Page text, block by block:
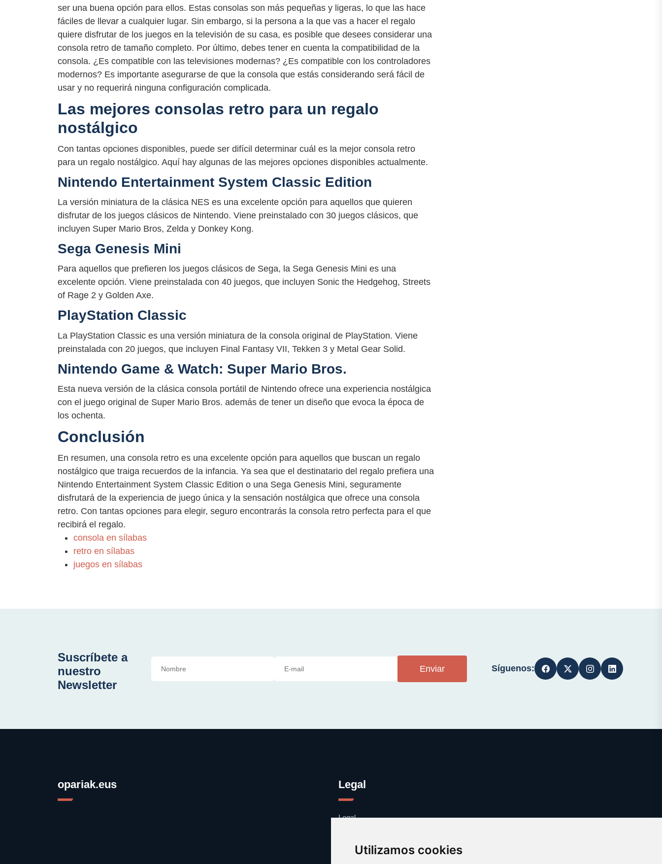
Utilizamos cookies
ser una buena opción para ellos. Estas consolas son más pequeñas y ligeras, lo que las hace
fáciles de llevar a cualquier lugar. Sin embargo, si la persona a la que vas a hacer el regalo
quiere disfrutar de los juegos en la televisión de su casa, es posible que desees considerar una
consola retro de tamaño completo. Por último, debes tener en cuenta la compatibilidad de la
consola. ¿Es compatible con las televisiones modernas? ¿Es compatible con los controladores
modernos? Es importante asegurarse de que la consola que estás considerando será fácil de
usar y no requerirá ninguna configuración complicada.
Las mejores consolas retro para un regalo
nostálgico
Con tantas opciones disponibles, puede ser difícil determinar cuál es la mejor consola retro
para un regalo nostálgico. Aquí hay algunas de las mejores opciones disponibles actualmente.
Nintendo Entertainment System Classic Edition
La versión miniatura de la clásica NES es una excelente opción para aquellos que quieren
disfrutar de los juegos clásicos de Nintendo. Viene preinstalado con 30 juegos clásicos, que
incluyen Super Mario Bros, Zelda y Donkey Kong.
Sega Genesis Mini
Para aquellos que prefieren los juegos clásicos de Sega, la Sega Genesis Mini es una
excelente opción. Viene preinstalada con 40 juegos, que incluyen Sonic the Hedgehog, Streets
of Rage 2 y Golden Axe.
PlayStation Classic
La PlayStation Classic es una versión miniatura de la consola original de PlayStation. Viene
preinstalada con 20 juegos, que incluyen Final Fantasy VII, Tekken 3 y Metal Gear Solid.
Nintendo Game & Watch: Super Mario Bros.
Esta nueva versión de la clásica consola portátil de Nintendo ofrece una experiencia nostálgica
con el juego original de Super Mario Bros. además de tener un diseño que evoca la época de
los ochenta.
Conclusión
En resumen, una consola retro es una excelente opción para aquellos que buscan un regalo
nostálgico que traiga recuerdos de la infancia. Ya sea que el destinatario del regalo prefiera una
Nintendo Entertainment System Classic Edition o una Sega Genesis Mini, seguramente
disfrutará de la experiencia de juego única y la sensación nostálgica que ofrece una consola
retro. Con tantas opciones para elegir, seguro encontrarás la consola retro perfecta para el que
recibirá el regalo.
consola en sílabas
retro en sílabas
juegos en sílabas
Suscríbete a
nuestro
Newsletter
Enviar Síguenos:
opariak.eus Legal
Legal
Contacto